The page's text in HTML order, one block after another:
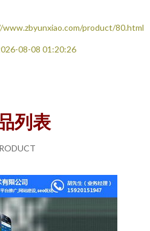
product/80.html
08-08 01:20:26
列表